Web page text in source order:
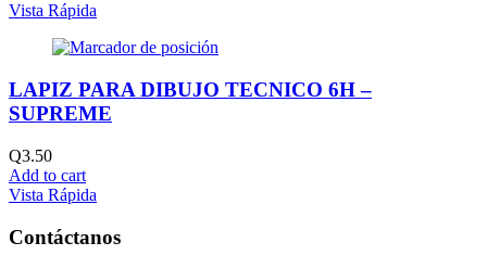
Vista Rápida
LAPIZ PARA DIBUJO TECNICO 6H –
SUPREME
Q3.50
Add to cart
Vista Rápida
Contáctanos